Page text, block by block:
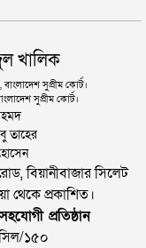
খালিক
সুপ্রীম কোর্ট।
সুপ্রীম কোর্ট।
তাহের
বিয়ানীবাজার সিলেট
থেকে প্রকাশিত।
প্রতিষ্ঠান
সিল/১৫০